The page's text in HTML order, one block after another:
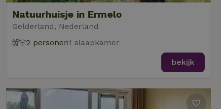
Natuurhuisje in Ermelo
Gelderland, Nederland
2 personen1 slaapkamer
bekijk